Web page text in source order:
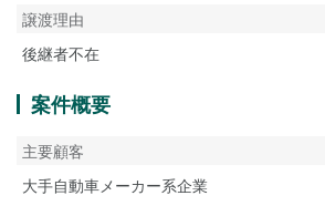
譲渡理由
後継者不在
案件概要
主要顧客
大手自動車メーカー系企業